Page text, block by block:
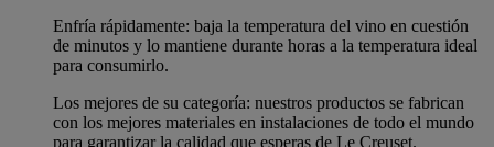
Enfría rápidamente: baja la temperatura del vino en cuestión
de minutos y lo mantiene durante horas a la temperatura ideal
para consumirlo.
Los mejores de su categoría: nuestros productos se fabrican
con los mejores materiales en instalaciones de todo el mundo
para garantizar la calidad que esperas de Le Creuset.